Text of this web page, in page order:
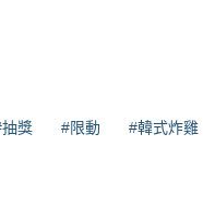
獎 #限動 #韓式炸雞